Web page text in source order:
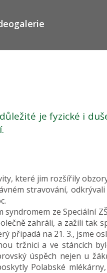
je fyzické i
které jim rozšířily
stravování,
ze Speciální
zahráli, a zažili tak
připadá na 21. 3., jsme
tržnici a ve stáncích
úspěch nejen u
Polabské